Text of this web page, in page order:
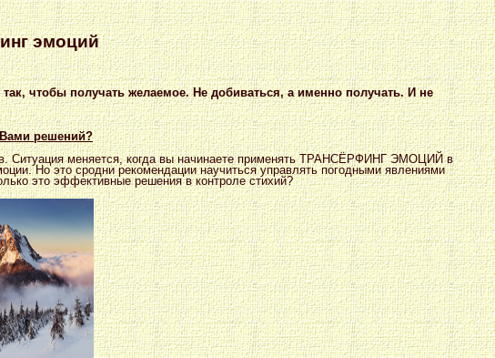
эмоций
чтобы получать желаемое. Не добиваться, а именно получать. И не
решений?
Ситуация меняется, когда вы начинаете применять ТРАНСЁРФИНГ ЭМОЦИЙ в
Но это сродни рекомендации научиться управлять погодными явлениями
это эффективные решения в контроле стихий?